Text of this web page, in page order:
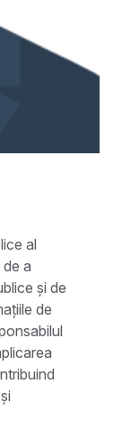
al
a
și de
de